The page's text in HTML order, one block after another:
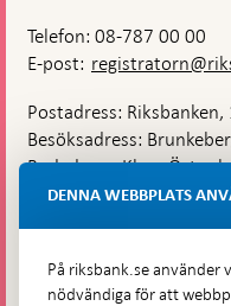
Telefon: 08-787 00 00
E-post:
Postadress:
Besöksadress:
Budadress: Klara Östra
Lastplats 6
DENNA WEBBPLATS
På riksbank.se använder
nödvändiga för att